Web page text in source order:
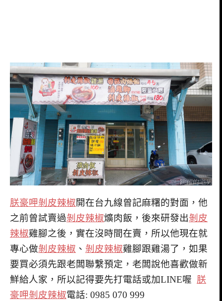
朕豪呷剝皮辣椒開在台九線曾記麻糬的對面，他
之前曾試賣過剝皮辣椒爌肉飯，後來研發出剝皮
辣椒雞腳之後，實在沒時間在賣，所以他現在就
專心做剝皮辣椒 、 剝皮辣椒雞腳跟雞湯了，如果
要買必須先跟老闆聯繫預定，老闆說他喜歡做新
鮮給人家，所以記得要先打電話或加LINE喔 朕
豪呷剝皮辣椒電話: 0985 070 999